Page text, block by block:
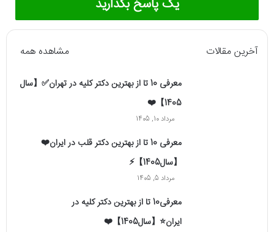
یک پاسخ بگذارید
آخرین مقالات مشاهده همه
معرفی 10 تا از بهترین دکتر کلیه در تهران✅【سال
1405】❤️
مرداد 10, 1405
معرفی 10 تا از بهترین دکتر قلب در ایران❤️
【سال1405】⚡️
مرداد 5, 1405
معرفی10 تا از بهترین دکتر کلیه در
ایران⭐【سال1405】❤️